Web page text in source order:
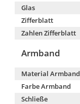
Glas
Zifferblatt
Zahlen Zifferblatt
Armband
Material Armband
Farbe Armband
Schließe